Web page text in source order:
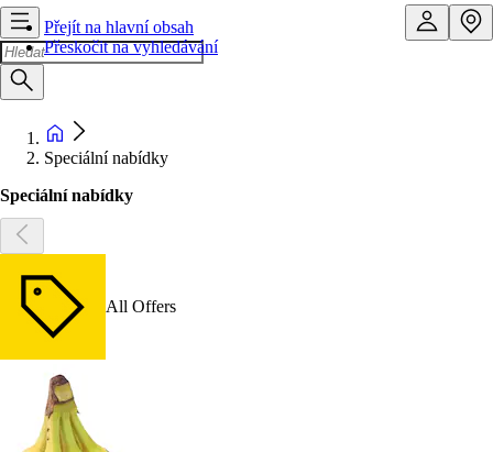
Přejít na hlavní obsah
Přeskočit na vyhledávání
Speciální nabídky
Speciální nabídky
All Offers